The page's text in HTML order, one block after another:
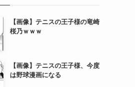
【画像】テニスの王子様の竜崎
桜乃ｗｗｗ
【画像】テニスの王子様、今度
は野球漫画になる